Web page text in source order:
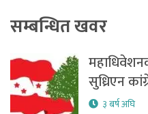
सम्बन्धित खवर
सुध्रिएन
३ बर्ष अघि